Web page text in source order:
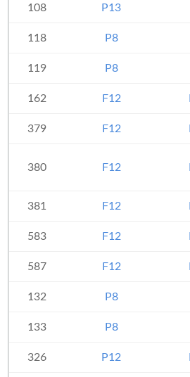
108 P13
118 P8
119 P8
162 F12
379 F12
380 F12
381 F12
583 F12
587 F12
132 P8
133 P8
326 P12